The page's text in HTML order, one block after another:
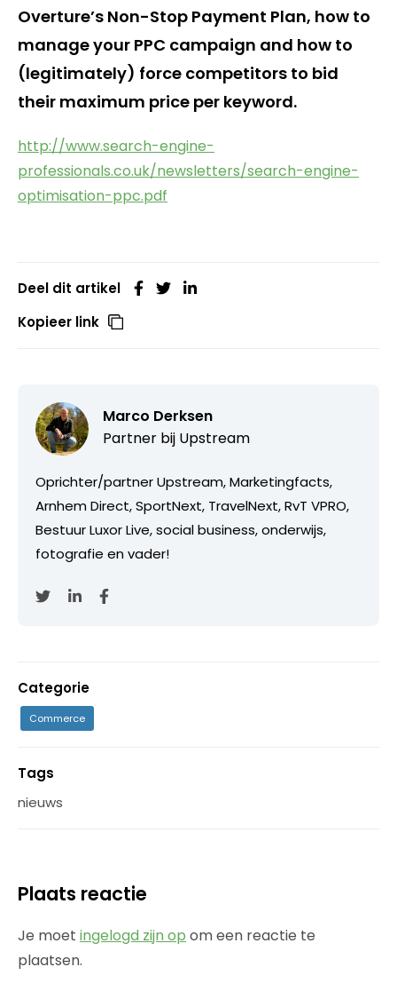
Overture’s Non-Stop Payment Plan, how to
manage your PPC campaign and how to
(legitimately) force competitors to bid
their maximum price per keyword.
http://www.search-engine-
professionals.co.uk/newsletters/search-engine-
optimisation-ppc.pdf
Deel dit artikel
Kopieer link
Marco Derksen
Partner bij Upstream
Oprichter/partner Upstream, Marketingfacts,
Arnhem Direct, SportNext, TravelNext, RvT VPRO,
Bestuur Luxor Live, social business, onderwijs,
fotografie en vader!
Categorie
Commerce
Tags
nieuws
Plaats reactie
Je moet ingelogd zijn op om een reactie te
plaatsen.